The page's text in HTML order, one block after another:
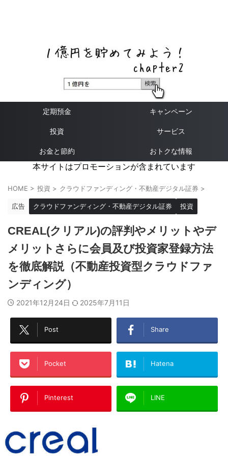
定期預金 キャンペーン
投資 サービス
お金と節約 おトクな情報
本サイトはプロモーションが含まれています
HOME > 投資 > クラウドファンディング・不動産デジタル証券 >
広告 クラウドファンディング・不動産デジタル証券 投資
CREAL(クリアル)の評判やメリットやデ
メリットさらに会員及び投資家登録方法
を徹底解説（不動産投資型クラウドファ
ンディング）
2021年12月24日 2025年7月11日
Post Share
Pocket Hatena
Pinterest LINE